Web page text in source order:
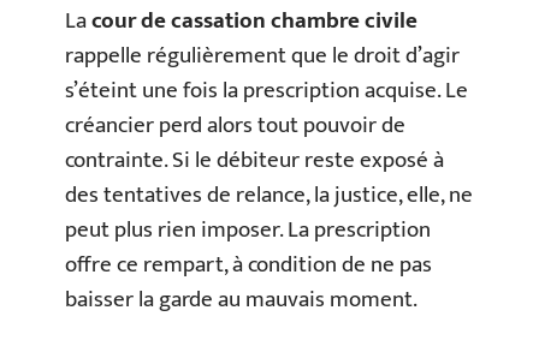
Lacour de cassation chambre civile
rappelle régulièrement que le droit d’agir
s’éteint une fois la prescription acquise. Le
créancier perd alors tout pouvoir de
contrainte. Si le débiteur reste exposé à
des tentatives de relance, la justice, elle, ne
peut plus rien imposer. La prescription
offre ce rempart, à condition de ne pas
baisser la garde au mauvais moment.